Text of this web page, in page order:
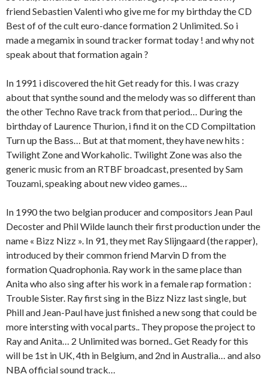
friend Sebastien Valenti who give me for my birthday the CD
Best of of the cult euro-dance formation 2 Unlimited. So i
made a megamix in sound tracker format today ! and why not
speak about that formation again ?
In 1991 i discovered the hit Get ready for this. I was crazy
about that synthe sound and the melody was so different than
the other Techno Rave track from that period… During the
birthday of Laurence Thurion, i find it on the CD Compiltation
Turn up the Bass… But at that moment, they have new hits :
Twilight Zone and Workaholic. Twilight Zone was also the
generic music from an RTBF broadcast, presented by Sam
Touzami, speaking about new video games…
In 1990 the two belgian producer and compositors Jean Paul
Decoster and Phil Wilde launch their first production under the
name « Bizz Nizz ». In 91, they met Ray Slijngaard (the rapper),
introduced by their common friend Marvin D from the
formation Quadrophonia. Ray work in the same place than
Anita who also sing after his work in a female rap formation :
Trouble Sister. Ray first sing in the Bizz Nizz last single, but
Phill and Jean-Paul have just finished a new song that could be
more intersting with vocal parts.. They propose the project to
Ray and Anita… 2 Unlimited was borned.. Get Ready for this
will be 1st in UK, 4th in Belgium, and 2nd in Australia… and also
NBA official sound track…